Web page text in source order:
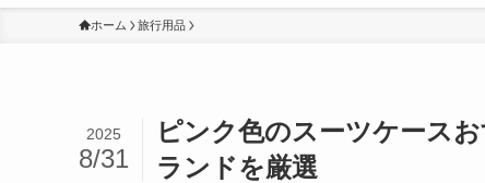
ホーム 旅行用品
ピンク色のスーツケース
ランドを厳選
2025
8/31